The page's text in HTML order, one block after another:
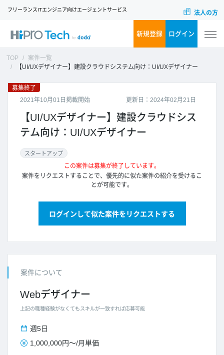
フリーランスITエンジニア向けエージェントサービス 法人の方
新規登録 ログイン
TOP
案件一覧
【UI/UXデザイナー】建設クラウドシステム向け：UI/UXデザイナー
更新日：2024年02月21日
募集終了
2021年10月01日掲載開始
【UI/UXデザイナー】建設クラウドシス
テム向け：UI/UXデザイナー
スタートアップ
この案件は募集が終了しています。
案件をリクエストすることで、優先的に似た案件の紹介を受けるこ
とが可能です。
ログインして似た案件をリクエストする
案件について
Webデザイナー
上記の職種経験がなくてもスキルが一致すれば応募可能
週5日
1,000,000円～/月単価